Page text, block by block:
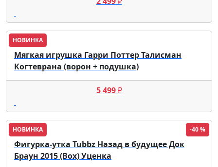
НОВИНКА
Мягкая игрушка Гарри Поттер Талисман
Когтеврана (ворон + подушка)
5 499₽
НОВИНКА -40 %
Фигурка-утка Tubbz Назад в будущее Док
Браун 2015 (Box) Уценка